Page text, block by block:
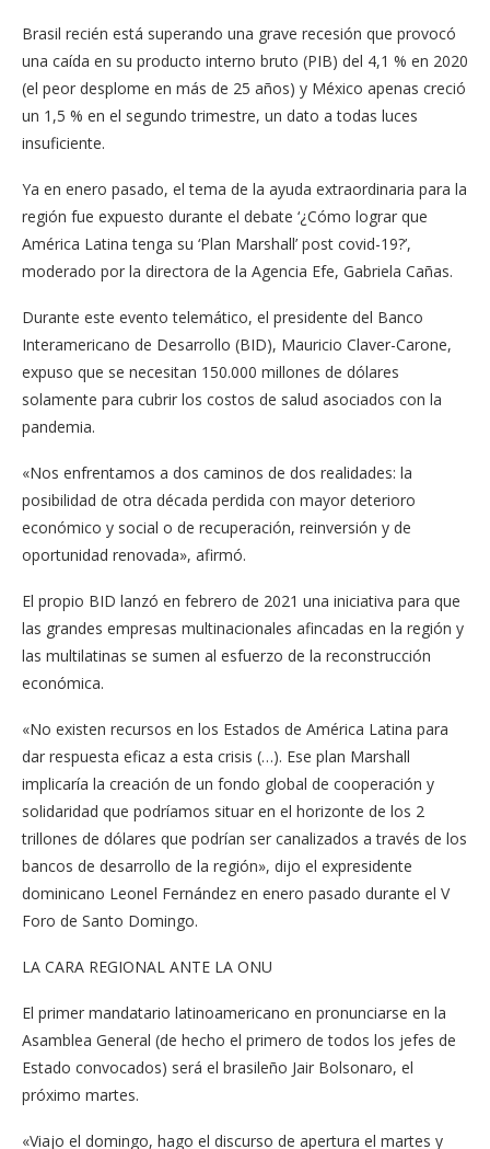
Brasil recién está superando una grave recesión que provocó
una caída en su producto interno bruto (PIB) del 4,1 % en 2020
(el peor desplome en más de 25 años) y México apenas creció
un 1,5 % en el segundo trimestre, un dato a todas luces
insuficiente.
Ya en enero pasado, el tema de la ayuda extraordinaria para la
región fue expuesto durante el debate ‘¿Cómo lograr que
América Latina tenga su ‘Plan Marshall’ post covid-19?’,
moderado por la directora de la Agencia Efe, Gabriela Cañas.
Durante este evento telemático, el presidente del Banco
Interamericano de Desarrollo (BID), Mauricio Claver-Carone,
expuso que se necesitan 150.000 millones de dólares
solamente para cubrir los costos de salud asociados con la
pandemia.
«Nos enfrentamos a dos caminos de dos realidades: la
posibilidad de otra década perdida con mayor deterioro
económico y social o de recuperación, reinversión y de
oportunidad renovada», afirmó.
El propio BID lanzó en febrero de 2021 una iniciativa para que
las grandes empresas multinacionales afincadas en la región y
las multilatinas se sumen al esfuerzo de la reconstrucción
económica.
«No existen recursos en los Estados de América Latina para
dar respuesta eficaz a esta crisis (…). Ese plan Marshall
implicaría la creación de un fondo global de cooperación y
solidaridad que podríamos situar en el horizonte de los 2
trillones de dólares que podrían ser canalizados a través de los
bancos de desarrollo de la región», dijo el expresidente
dominicano Leonel Fernández en enero pasado durante el V
Foro de Santo Domingo.
LA CARA REGIONAL ANTE LA ONU
El primer mandatario latinoamericano en pronunciarse en la
Asamblea General (de hecho el primero de todos los jefes de
Estado convocados) será el brasileño Jair Bolsonaro, el
próximo martes.
«Viajo el domingo, hago el discurso de apertura el martes y